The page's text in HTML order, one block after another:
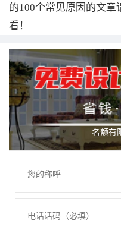
的100个常见原因的文
看！
名额有